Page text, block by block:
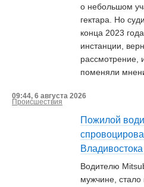
о небольшом
гектара. Но
конца 2023
инстанции,
рассмотрение,
поменяли
09:44, 6 августа 2026
Происшествия
Пожилой
Водителю
мужчине, стало